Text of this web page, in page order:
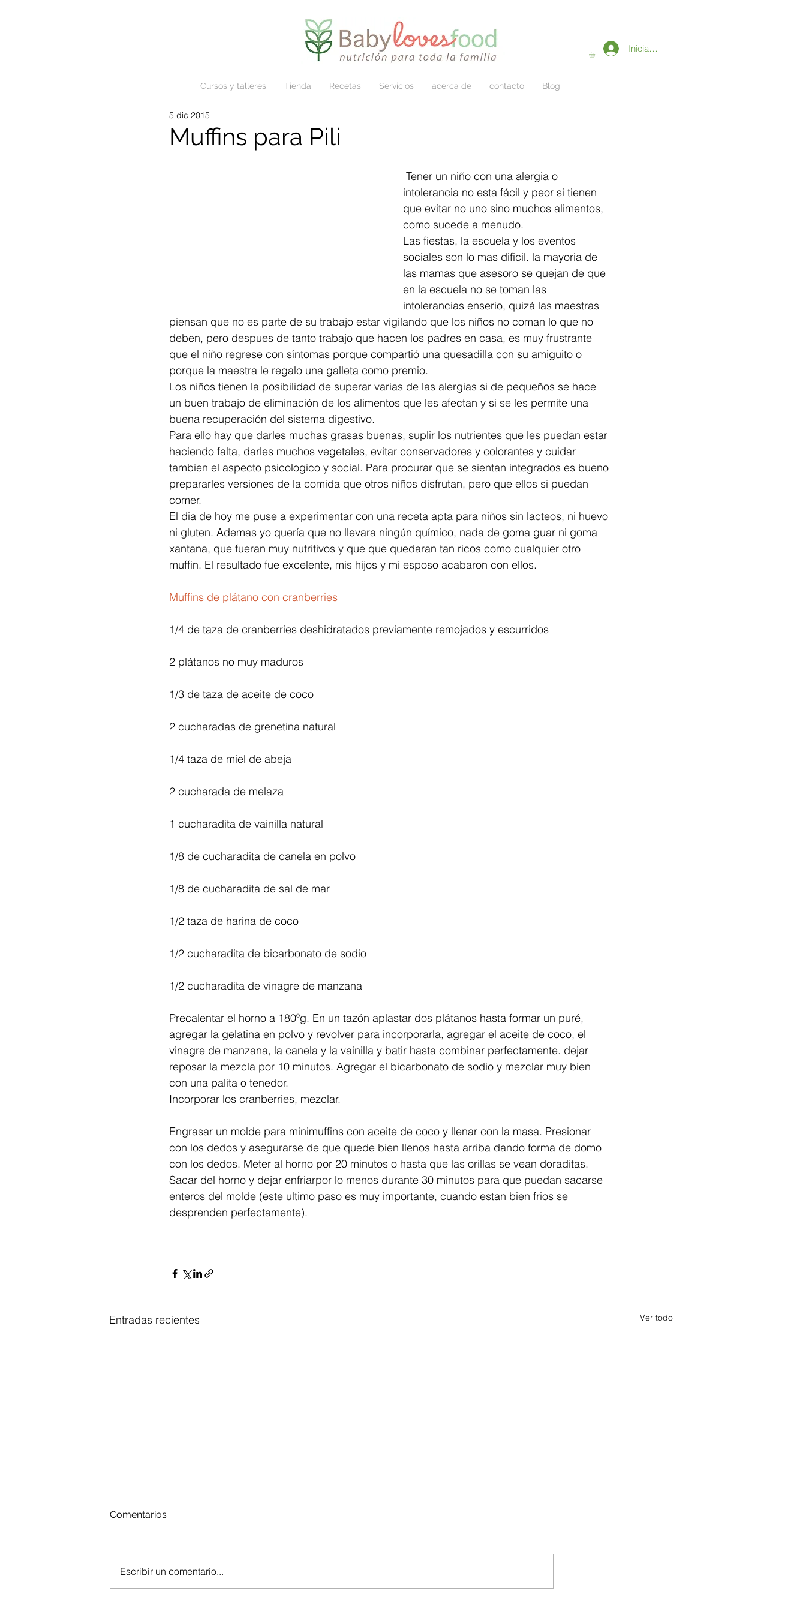
Cursos y talleres Tienda Recetas Servicios acerca de contacto Blog
Iniciar sesión
Muffins para Pili
5 dic 2015
intolerancia no esta fácil y peor si tienen
que evitar no uno sino muchos alimentos,
como sucede a menudo.
Las fiestas, la escuela y los eventos
sociales son lo mas dificil. la mayoria de
las mamas que asesoro se quejan de que
en la escuela no se toman las
intolerancias enserio, quizá las maestras
piensan que no es parte de su trabajo estar vigilando que los niños no coman lo que no
deben, pero despues de tanto trabajo que hacen los padres en casa, es muy frustrante
que el niño regrese con síntomas porque compartió una quesadilla con su amiguito o
porque la maestra le regalo una galleta como premio.
Los niños tienen la posibilidad de superar varias de las alergias si de pequeños se hace
un buen trabajo de eliminación de los alimentos que les afectan y si se les permite una
buena recuperación del sistema digestivo.
Para ello hay que darles muchas grasas buenas, suplir los nutrientes que les puedan estar
haciendo falta, darles muchos vegetales, evitar conservadores y colorantes y cuidar
tambien el aspecto psicologico y social. Para procurar que se sientan integrados es bueno
prepararles versiones de la comida que otros niños disfrutan, pero que ellos si puedan
comer.
El dia de hoy me puse a experimentar con una receta apta para niños sin lacteos, ni huevo
ni gluten. Ademas yo quería que no llevara ningún químico, nada de goma guar ni goma
xantana, que fueran muy nutritivos y que que quedaran tan ricos como cualquier otro
muffin. El resultado fue excelente, mis hijos y mi esposo acabaron con ellos.
Muffins de plátano con cranberries
1/4 de taza de cranberries deshidratados previamente remojados y escurridos
2 plátanos no muy maduros
1/3 de taza de aceite de coco
2 cucharadas de grenetina natural
1/4 taza de miel de abeja
2 cucharada de melaza
1 cucharadita de vainilla natural
1/8 de cucharadita de canela en polvo
1/8 de cucharadita de sal de mar
1/2 taza de harina de coco
1/2 cucharadita de bicarbonato de sodio
1/2 cucharadita de vinagre de manzana
Precalentar el horno a 180ºg. En un tazón aplastar dos plátanos hasta formar un puré,
agregar la gelatina en polvo y revolver para incorporarla, agregar el aceite de coco, el
vinagre de manzana, la canela y la vainilla y batir hasta combinar perfectamente. dejar
reposar la mezcla por 10 minutos. Agregar el bicarbonato de sodio y mezclar muy bien
con una palita o tenedor.
Incorporar los cranberries, mezclar.
Engrasar un molde para minimuffins con aceite de coco y llenar con la masa. Presionar
con los dedos y asegurarse de que quede bien llenos hasta arriba dando forma de domo
con los dedos. Meter al horno por 20 minutos o hasta que las orillas se vean doraditas.
Sacar del horno y dejar enfriarpor lo menos durante 30 minutos para que puedan sacarse
enteros del molde (este ultimo paso es muy importante, cuando estan bien frios se
desprenden perfectamente).
Entradas recientes Ver todo
Comentarios
Escribir un comentario...